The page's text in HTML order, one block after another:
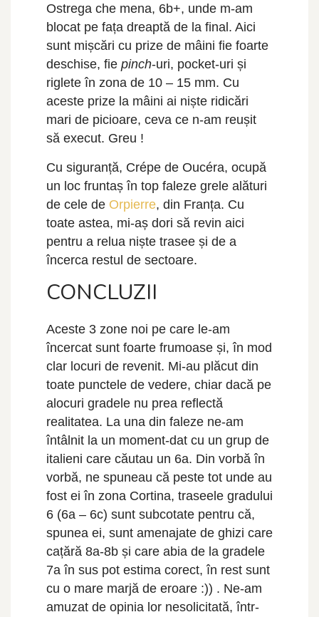
Ostrega che mena, 6b+, unde m-am
blocat pe fața dreaptă de la final. Aici
sunt mișcări cu prize de mâini fie foarte
deschise, fie pinch-uri, pocket-uri și
riglete în zona de 10 – 15 mm. Cu
aceste prize la mâini ai niște ridicări
mari de picioare, ceva ce n-am reușit
să execut. Greu !
Cu siguranță, Crépe de Oucéra, ocupă
un loc fruntaș în top faleze grele alături
de cele de Orpierre, din Franța. Cu
toate astea, mi-aș dori să revin aici
pentru a relua niște trasee și de a
încerca restul de sectoare.
CONCLUZII
Aceste 3 zone noi pe care le-am
încercat sunt foarte frumoase și, în mod
clar locuri de revenit. Mi-au plăcut din
toate punctele de vedere, chiar dacă pe
alocuri gradele nu prea reflectă
realitatea. La una din faleze ne-am
întâlnit la un moment-dat cu un grup de
italieni care căutau un 6a. Din vorbă în
vorbă, ne spuneau că peste tot unde au
fost ei în zona Cortina, traseele gradului
6 (6a – 6c) sunt subcotate pentru că,
spunea ei, sunt amenajate de ghizi care
cațără 8a-8b și care abia de la gradele
7a în sus pot estima corect, în rest sunt
cu o mare marjă de eroare :)) . Ne-am
amuzat de opinia lor nesolicitată, într-